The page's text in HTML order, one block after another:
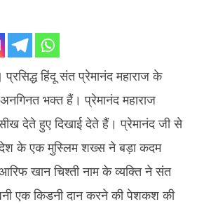
प्रसिद्ध हिंदू संत प्रेमानंद महाराज के
भक्त हैं। प्रेमानंद महाराज
देते हुए दिखाई देते हैं। प्रेमानंद जी से
के एक मुस्लिम शख्स ने बड़ा कदम
खान चिश्ती नाम के व्यक्ति ने संत
एक किडनी दान करने की पेशकश की